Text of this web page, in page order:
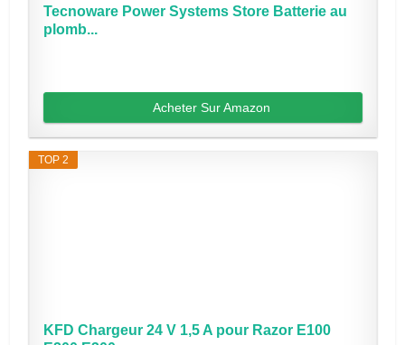
Tecnoware Power Systems Store Batterie au
plomb...
Acheter Sur Amazon
TOP 2
KFD Chargeur 24 V 1,5 A pour Razor E100